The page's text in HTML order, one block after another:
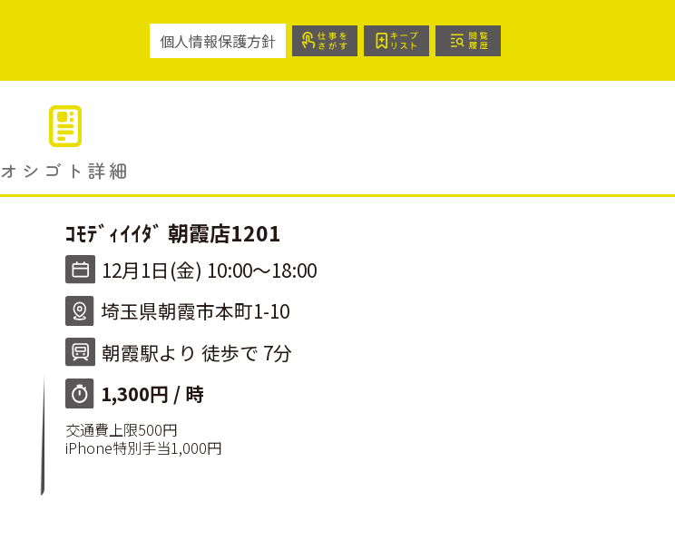
個人情報保護方針
オシゴト詳細
ｺﾓﾃﾞｨｲｲﾀﾞ 朝霞店1201
12月1日(金) 10:00〜18:00
埼玉県朝霞市本町1-10
朝霞駅より 徒歩で 7分
1,300円 / 時
交通費上限500円
iPhone特別手当1,000円